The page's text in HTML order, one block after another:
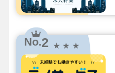
No.2 ★ ★ ★